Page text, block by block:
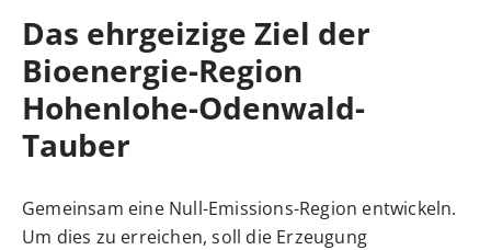
Das ehrgeizige Ziel der
Bioenergie-Region
Hohenlohe-Odenwald-
Tauber
Gemeinsam eine Null-Emissions-Region entwickeln.
Um dies zu erreichen, soll die Erzeugung